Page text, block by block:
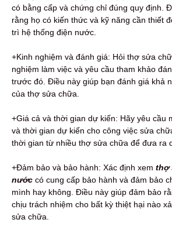
có bằng cấp và chứng chỉ đúng quy định.
rằng họ có kiến thức và kỹ năng cần thiết
trì hệ thống điện nước.
+Kinh nghiệm và đánh giá: Hỏi thợ sửa
nghiệm làm việc và yêu cầu tham khảo
trước đó. Điều này giúp bạn đánh giá khả
của thợ sửa chữa.
+Giá cả và thời gian dự kiến: Hãy yêu cầu
và thời gian dự kiến ​​cho công việc sửa
thời gian từ nhiều thợ sửa chữa để đưa ra
+Đảm bảo và bảo hành: Xác định xem thợ
nước có cung cấp bảo hành và đảm bảo
mình hay không. Điều này giúp đảm bảo
chịu trách nhiệm cho bất kỳ thiệt hại nào
sửa chữa.